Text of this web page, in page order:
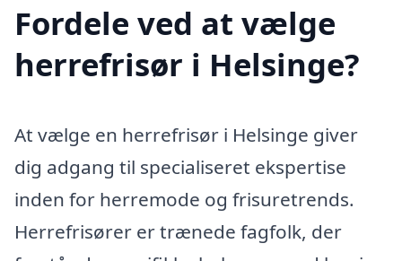
Fordele ved at vælge
herrefrisør i Helsinge?
At vælge en herrefrisør i Helsinge giver
dig adgang til specialiseret ekspertise
inden for herremode og frisuretrends.
Herrefrisører er trænede fagfolk, der